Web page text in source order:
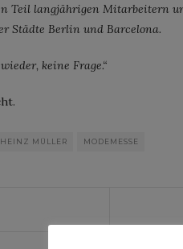
Teil langjährigen Mitarbeitern
Städte Berlin und Barcelona.
keine Frage.“
MÜLLER MODEMESSE